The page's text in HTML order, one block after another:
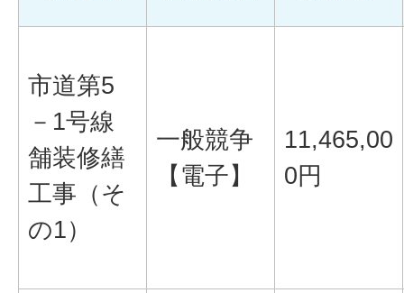
市道第5
－1号線
舗装修繕
工事（そ
の1）
一般競争
【電子】
11,465,00
0円